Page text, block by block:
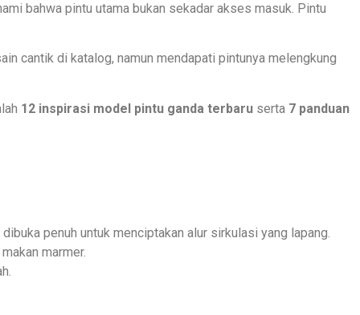
bahwa pintu utama bukan sekadar akses masuk. Pintu
cantik di katalog, namun mendapati pintunya melengkung
12 inspirasi model pintu ganda terbaru serta 7 panduan
penuh untuk menciptakan alur sirkulasi yang lapang.
marmer.